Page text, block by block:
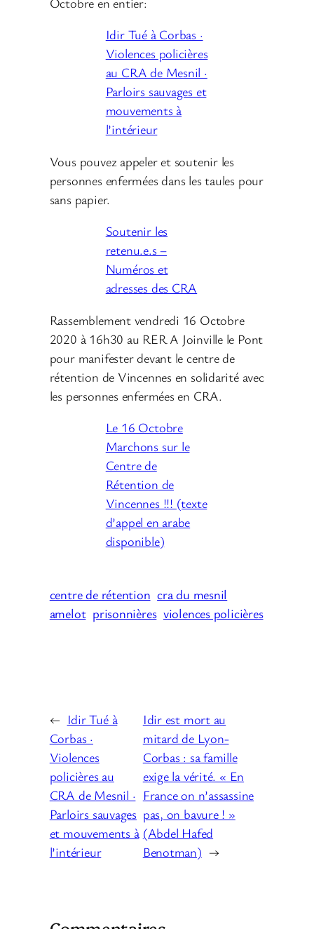
Idir Tué à Corbas ·
Violences policières
au CRA de Mesnil ·
Parloirs sauvages et
mouvements à
l’intérieur
Vous pouvez appeler et soutenir les
personnes enfermées dans les taules pour
sans papier.
Soutenir les
retenu.e.s –
Numéros et
adresses des CRA
Rassemblement vendredi 16 Octobre
2020 à 16h30 au RER A Joinville le Pont
pour manifester devant le centre de
rétention de Vincennes en solidarité avec
les personnes enfermées en CRA.
Le 16 Octobre
Marchons sur le
Centre de
Rétention de
Vincennes !!! (texte
d’appel en arabe
disponible)
centre de rétention cra du mesnil
amelot prisonnières violences policières
← Idir Tué à
Corbas ·
Violences
policières au
CRA de Mesnil ·
Parloirs sauvages
et mouvements à
l’intérieur
Idir est mort au
mitard de Lyon-
Corbas : sa famille
exige la vérité. « En
France on n’assassine
pas, on bavure ! »
(Abdel Hafed
Benotman) →